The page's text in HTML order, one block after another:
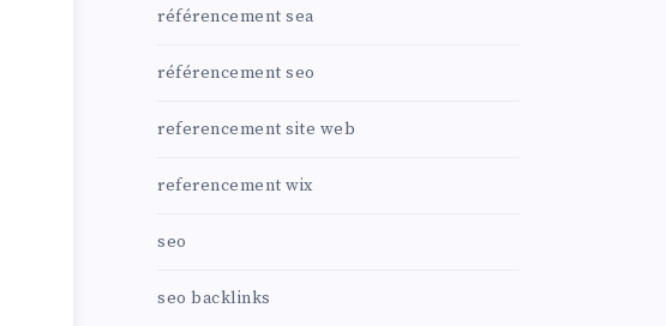
référencement sea
référencement seo
referencement site web
referencement wix
seo
seo backlinks